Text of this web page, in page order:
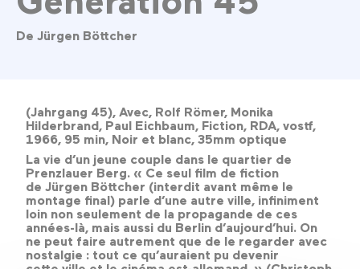
De Jürgen Böttcher
(Jahrgang 45), Avec, Rolf Römer, Monika
Hilderbrand, Paul Eichbaum, Fiction, RDA, vostf,
1966, 95 min, Noir et blanc, 35mm optique
La vie d’un jeune couple dans le quartier de
Prenzlauer Berg. « Ce seul film de fiction
de Jürgen Böttcher (interdit avant même le
montage final) parle d’une autre ville, infiniment
loin non seulement de la propagande de ces
années-là, mais aussi du Berlin d’aujourd’hui. On
ne peut faire autrement que de le regarder avec
nostalgie : tout ce qu’auraient pu devenir